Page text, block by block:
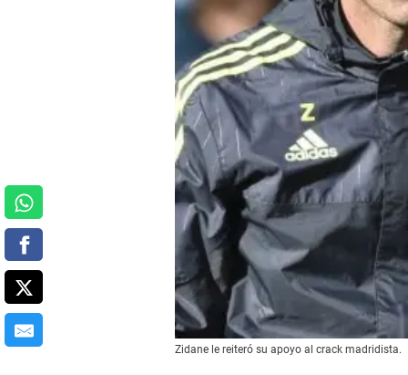
Zidane le reiteró su apoyo al crack madridista.